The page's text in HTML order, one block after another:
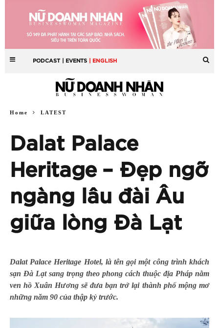
PODCAST | EVENTS | ENGLISH
Home LATEST
Dalat Palace
Heritage – Đẹp ngỡ
ngàng lâu đài Âu
giữa lòng Đà Lạt
Dalat Palace Heritage Hotel, là tên gọi một công trình khách
sạn Đà Lạt sang trọng theo phong cách thuộc địa Pháp nằm
ven hồ Xuân Hương sẽ đưa bạn trở lại thành phố mộng mơ
những năm 90 của thập kỷ trước.